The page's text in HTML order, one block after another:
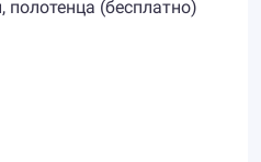
полотенца (бесплатно)